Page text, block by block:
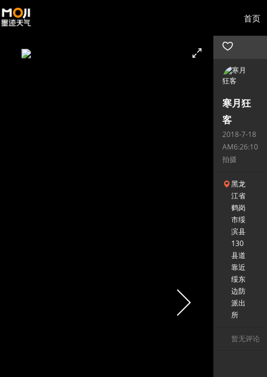
首页
寒月狂
客
2018-7-18
AM6:26:10
拍摄
黑龙
江省
鹤岗
市绥
滨县
130
县道
靠近
绥东
边防
派出
所
暂无评论